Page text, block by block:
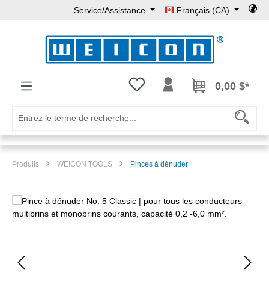
Passer au contenu principal
Service/Assistance Français (CA)
Vous avez 0 articles dans votre
0,00 $*
Produits WEICON TOOLS Pinces à dénuder
Ignorer la galerie d'images